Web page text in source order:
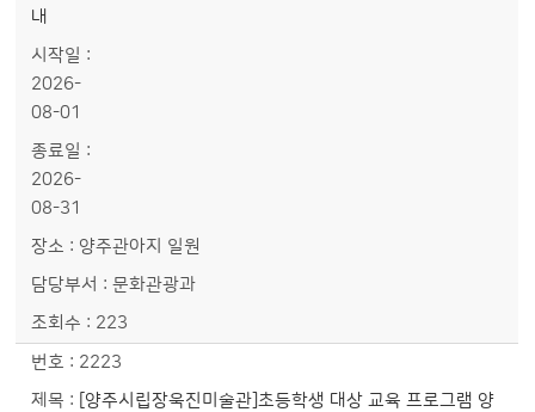
내
2026-
08-01
2026-
08-31
양주관아지 일원
문화관광과
223
2223
[양주시립장욱진미술관]초등학생 대상 교육 프로그램 양